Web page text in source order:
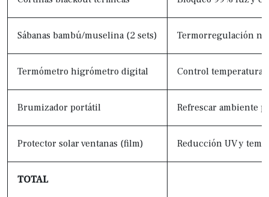
Sábanas bambú/muselina (2 sets) Termorregulación
Termómetro higrómetro digital Control temperatura/
Brumizador portátil Refrescar ambiente
Protector solar ventanas (film) Reducción UV y
TOTAL